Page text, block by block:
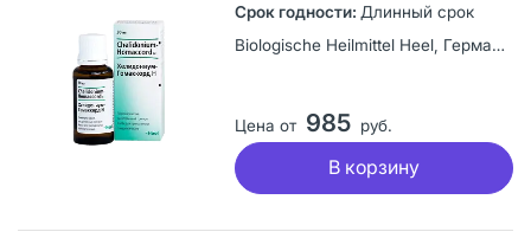
Длинный срок
Biologische Heilmittel Heel, Германия
Цена от 985 руб.
В корзину